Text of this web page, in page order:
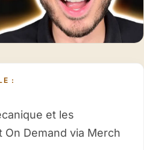
:
et les
On Demand via Merch